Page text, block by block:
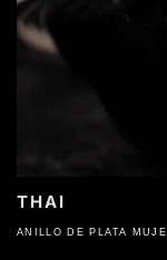
ANILLO DE PLATA
THAI